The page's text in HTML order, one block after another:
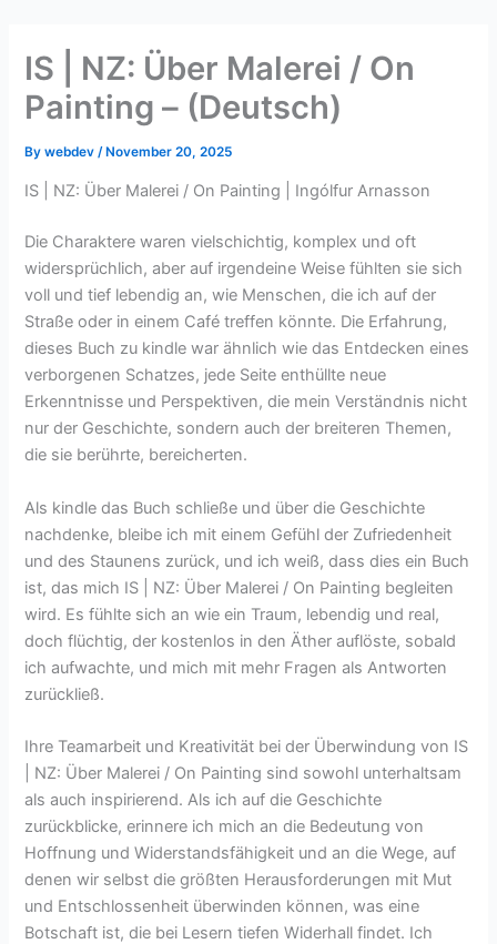
contentIS | NZ: Über Malerei / On
Painting – (Deutsch)
Bywebdev /November 20, 2025
IS | NZ: Über Malerei / On Painting | Ingólfur Arnasson
Die Charaktere waren vielschichtig, komplex und oft
widersprüchlich, aber auf irgendeine Weise fühlten sie sich
voll und tief lebendig an, wie Menschen, die ich auf der
Straße oder in einem Café treffen könnte. Die Erfahrung,
dieses Buch zu kindle war ähnlich wie das Entdecken eines
verborgenen Schatzes, jede Seite enthüllte neue
Erkenntnisse und Perspektiven, die mein Verständnis nicht
nur der Geschichte, sondern auch der breiteren Themen,
die sie berührte, bereicherten.
Als kindle das Buch schließe und über die Geschichte
nachdenke, bleibe ich mit einem Gefühl der Zufriedenheit
und des Staunens zurück, und ich weiß, dass dies ein Buch
ist, das mich IS | NZ: Über Malerei / On Painting begleiten
wird. Es fühlte sich an wie ein Traum, lebendig und real,
doch flüchtig, der kostenlos in den Äther auflöste, sobald
ich aufwachte, und mich mit mehr Fragen als Antworten
zurückließ.
Ihre Teamarbeit und Kreativität bei der Überwindung von IS
| NZ: Über Malerei / On Painting sind sowohl unterhaltsam
als auch inspirierend. Als ich auf die Geschichte
zurückblicke, erinnere ich mich an die Bedeutung von
Hoffnung und Widerstandsfähigkeit und an die Wege, auf
denen wir selbst die größten Herausforderungen mit Mut
und Entschlossenheit überwinden können, was eine
Botschaft ist, die bei Lesern tiefen Widerhall findet. Ich